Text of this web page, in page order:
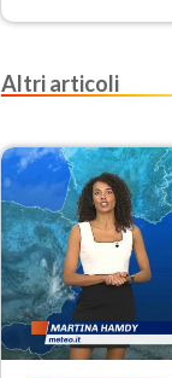
parziale e lieve
Altri articoli